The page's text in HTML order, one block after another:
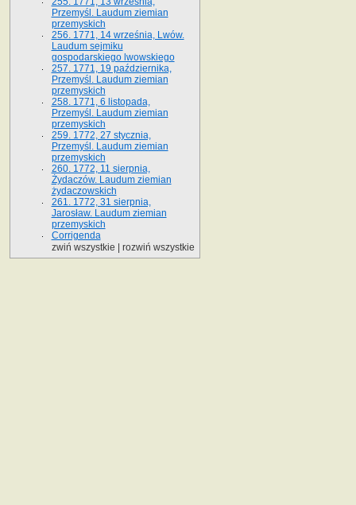
Przemyśl. Laudum ziemian
przemyskich
256. 1771, 14 września, Lwów.
Laudum sejmiku
gospodarskiego lwowskiego
257. 1771, 19 października,
Przemyśl. Laudum ziemian
przemyskich
258. 1771, 6 listopada,
Przemyśl. Laudum ziemian
przemyskich
259. 1772, 27 stycznia,
Przemyśl. Laudum ziemian
przemyskich
260. 1772, 11 sierpnia,
Żydaczów. Laudum ziemian
żydaczowskich
261. 1772, 31 sierpnia,
Jarosław. Laudum ziemian
przemyskich
Corrigenda
zwiń wszystkie
rozwiń wszystkie